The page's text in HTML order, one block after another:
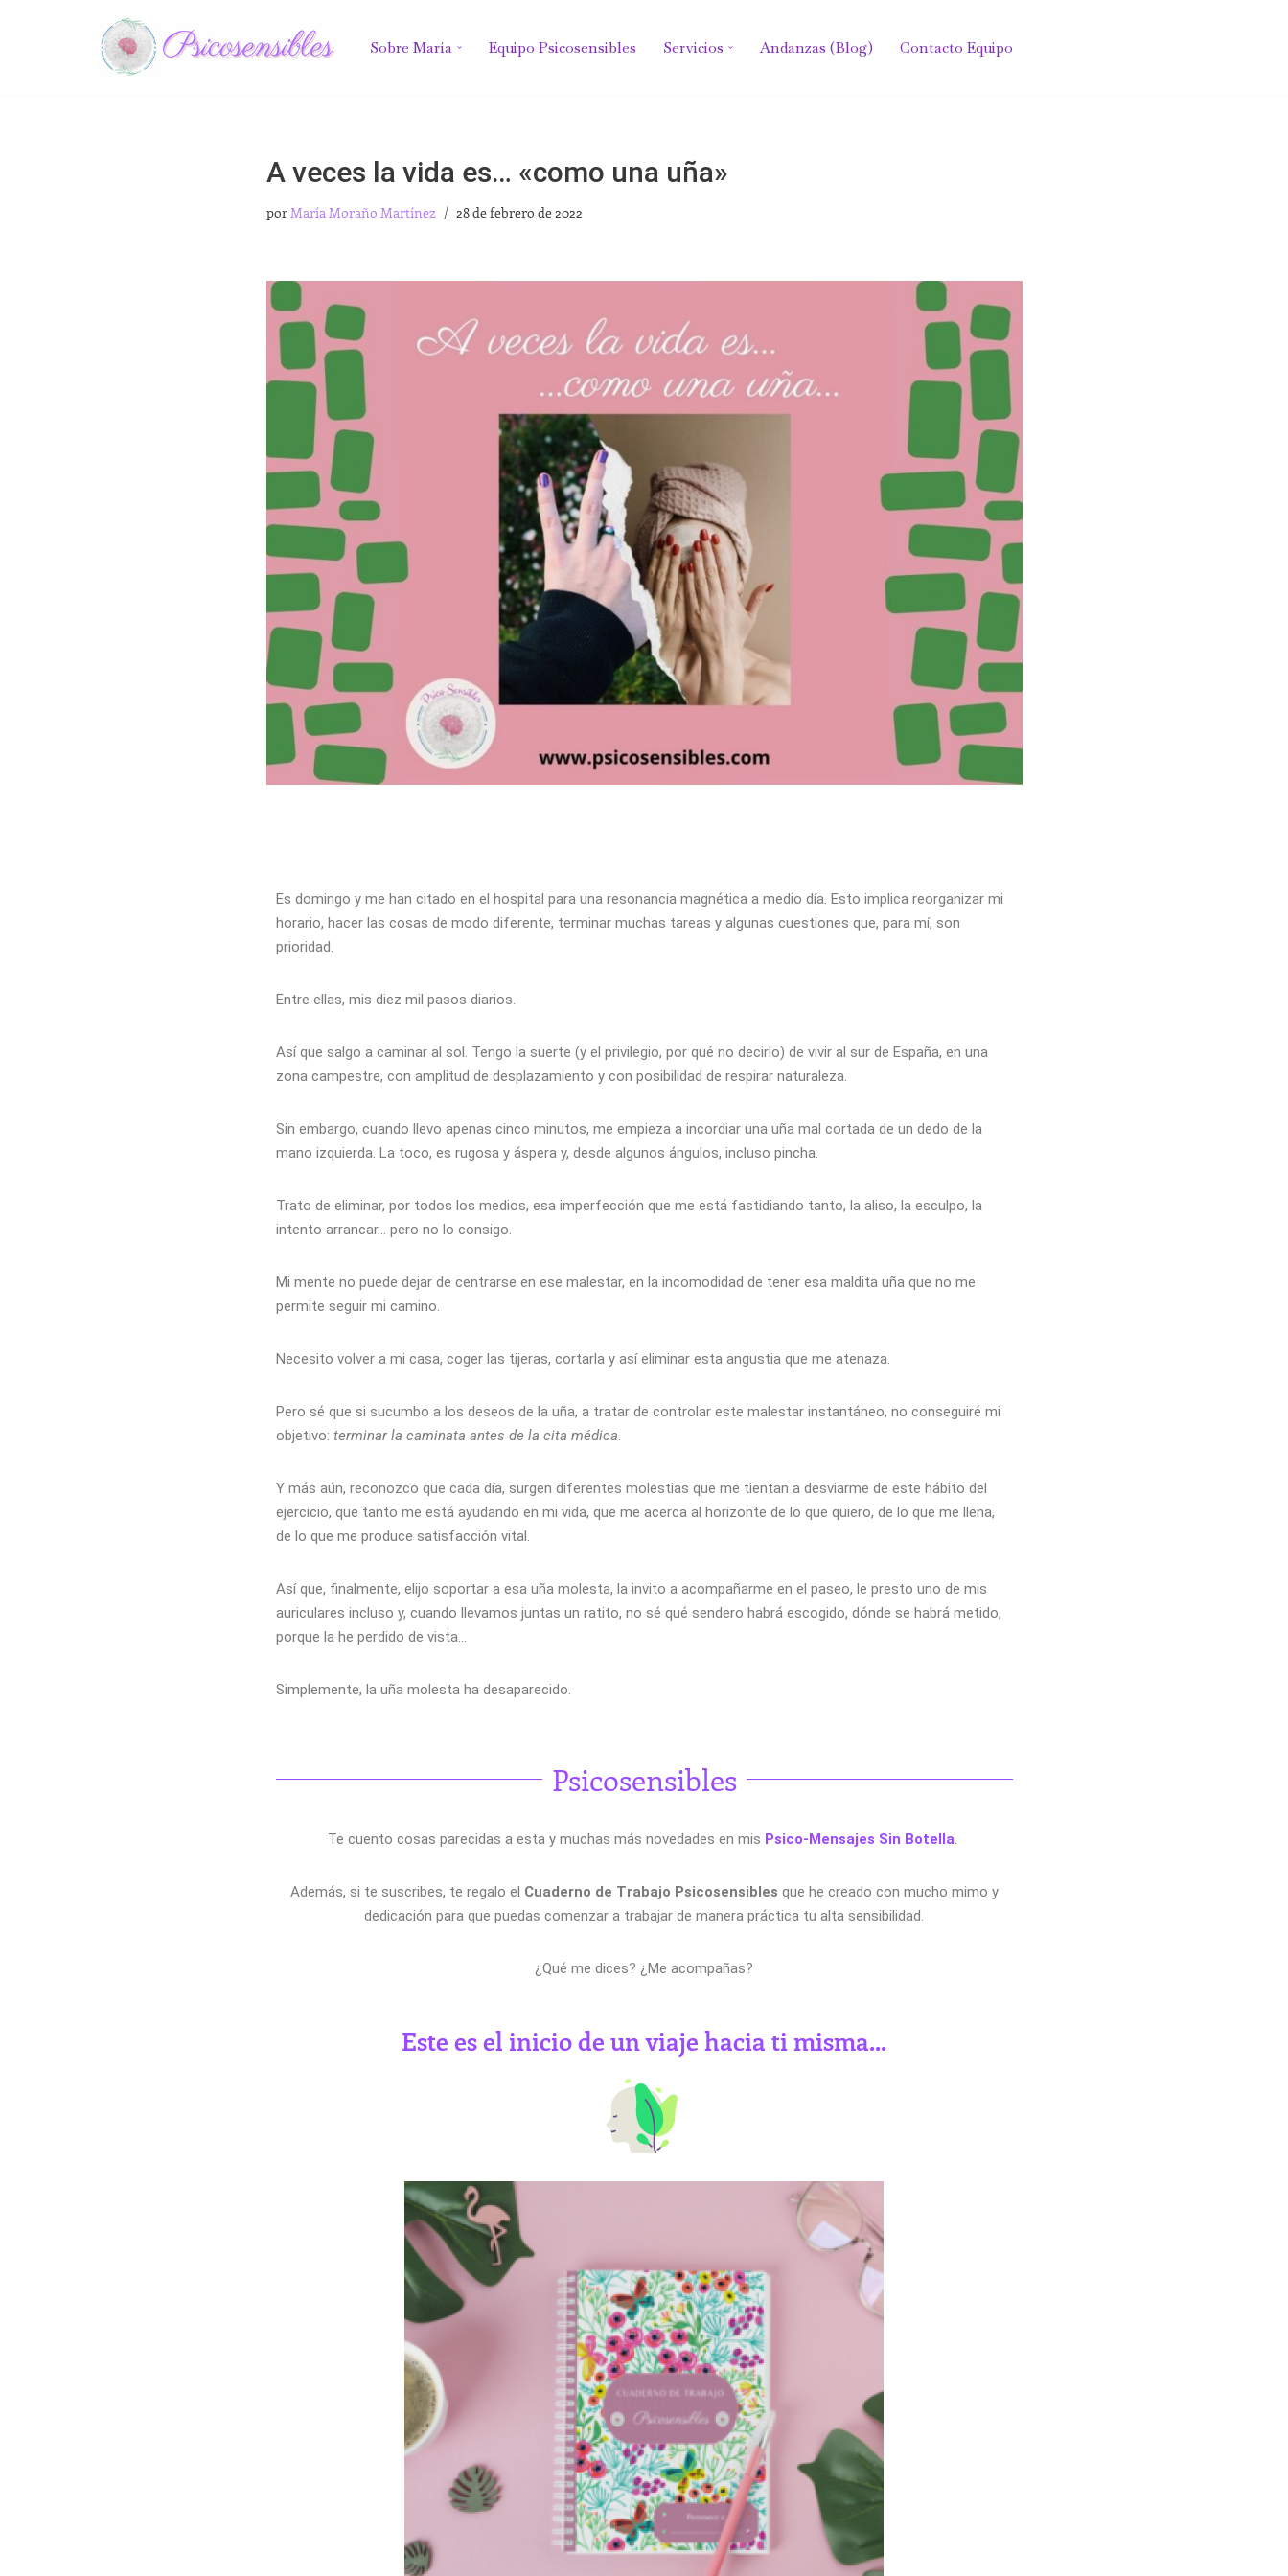
Sobre María Equipo Psicosensibles Servicios Andanzas (Blog) Contacto Equipo
A veces la vida es… «como una uña»
por María Moraño Martínez 28 de febrero de 2022
Es domingo y me han citado en el hospital para una resonancia magnética a medio día. Esto implica reorganizar mi
horario, hacer las cosas de modo diferente, terminar muchas tareas y algunas cuestiones que, para mí, son
prioridad.
Entre ellas, mis diez mil pasos diarios.
Así que salgo a caminar al sol. Tengo la suerte (y el privilegio, por qué no decirlo) de vivir al sur de España, en una
zona campestre, con amplitud de desplazamiento y con posibilidad de respirar naturaleza.
Sin embargo, cuando llevo apenas cinco minutos, me empieza a incordiar una uña mal cortada de un dedo de la
mano izquierda. La toco, es rugosa y áspera y, desde algunos ángulos, incluso pincha.
Trato de eliminar, por todos los medios, esa imperfección que me está fastidiando tanto, la aliso, la esculpo, la
intento arrancar… pero no lo consigo.
Mi mente no puede dejar de centrarse en ese malestar, en la incomodidad de tener esa maldita uña que no me
permite seguir mi camino.
Necesito volver a mi casa, coger las tijeras, cortarla y así eliminar esta angustia que me atenaza.
Pero sé que si sucumbo a los deseos de la uña, a tratar de controlar este malestar instantáneo, no conseguiré mi
objetivo: terminar la caminata antes de la cita médica
Y más aún, reconozco que cada día, surgen diferentes molestias que me tientan a desviarme de este hábito del
ejercicio, que tanto me está ayudando en mi vida, que me acerca al horizonte de lo que quiero, de lo que me llena,
de lo que me produce satisfacción vital.
Así que, finalmente, elijo soportar a esa uña molesta, la invito a acompañarme en el paseo, le presto uno de mis
auriculares incluso y, cuando llevamos juntas un ratito, no sé qué sendero habrá escogido, dónde se habrá metido,
porque la he perdido de vista…
Simplemente, la uña molesta ha desaparecido.
Psicosensibles
Te cuento cosas parecidas a esta y muchas más novedades en mis Psico-Mensajes Sin Botella
Además, si te suscribes, te regalo el Cuaderno de Trabajo Psicosensibles que he creado con mucho mimo y
dedicación para que puedas comenzar a trabajar de manera práctica tu alta sensibilidad.
¿Qué me dices? ¿Me acompañas?
Este es el inicio de un viaje hacia ti misma...